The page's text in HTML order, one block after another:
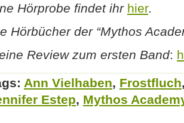
Hörprobe findet ihr hier.
Hörbücher der “Mythos
Review zum ersten Band:
Ann Vielhaben, Frostfluch
Estep, Mythos